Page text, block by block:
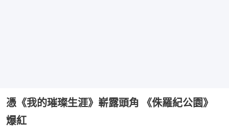
憑《我的璀璨生涯》嶄露頭角 《侏羅紀公園》
爆紅